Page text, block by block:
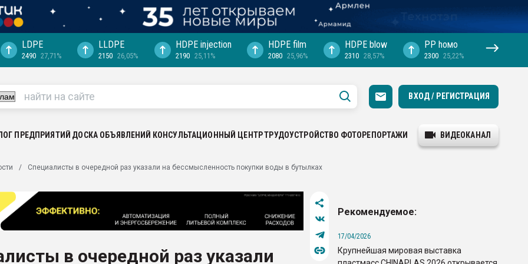
выходит на
рынке
LDPE
2490 27,71%
LLDPE
2150 26,05%
HDPE injection
2190 25,11%
HDPE film
2080 25,96%
HDPE blow
2310 28,57%
PP hомо
2300 25,22%
ВХОД / РЕГИСТРАЦИЯ
ПРЕДПРИЯТИЙ ДОСКА ОБЪЯВЛЕНИЙ КОНСУЛЬТАЦИОННЫЙ ЦЕНТРТРУДОУСТРОЙСТВО ФОТОРЕПОРТАЖИ ВИДЕОКАНАЛ
Специалисты в очередной раз указали на бессмысленность покупки воды в бутылках
в очередной раз указали
Рекомендуемое:
17/04/2026
Крупнейшая мировая выставка